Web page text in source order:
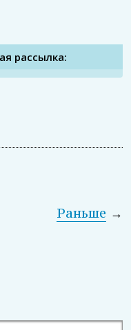
рассылка:
→
Раньше